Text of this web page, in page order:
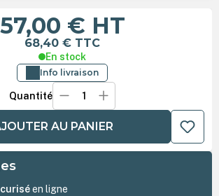
57,00 € HT
68,40 € TTC
En stock
Info livraison
Quantité
AU PANIER
en ligne